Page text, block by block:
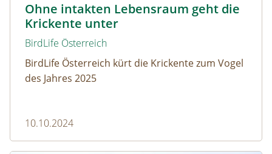
Ohne intakten Lebensraum geht die
Krickente unter
BirdLife Österreich
BirdLife Österreich kürt die Krickente zum Vogel
des Jahres 2025
10.10.2024